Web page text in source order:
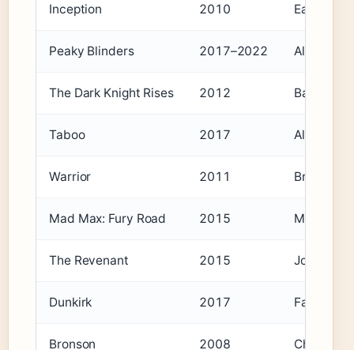
Inception 2010 Eames
Peaky Blinders 2017–2022 Alfie
The Dark Knight Rises 2012 Bane
Taboo 2017 Alfie
Warrior 2011 Brandon
Mad Max: Fury Road 2015 Max
The Revenant 2015 John
Dunkirk 2017 Farrier
Bronson 2008 Charles